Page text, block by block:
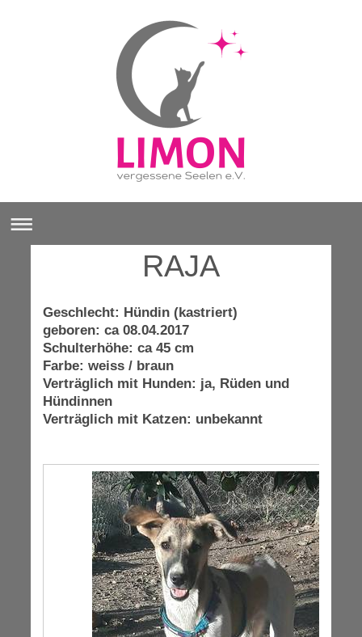
RAJA
Geschlecht: Hündin (kastriert)
geboren: ca 08.04.2017
Schulterhöhe: ca 45 cm
Farbe: weiss / braun
Verträglich mit Hunden: ja, Rüden und
Hündinnen
Verträglich mit Katzen: unbekannt